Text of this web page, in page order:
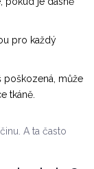
pro každý
poškozená, může
tkáně.
A ta často